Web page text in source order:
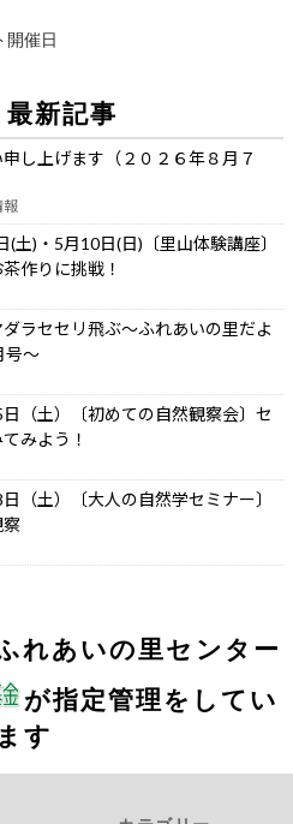
開催日
最新記事
し上げます（２０２６年８月７
報
(土)・5月10日(日)〔里山体験講座〕
作りに挑戦！
ラセセリ飛ぶ～ふれあいの里だよ
号～
（土）〔初めての自然観察会〕セ
みよう！
（土）〔大人の自然学セミナー〕
察
れあいの里センター
が指定管理をしてい
ます